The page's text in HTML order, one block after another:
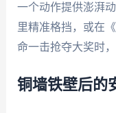
一个动作提供澎湃
里精准格挡，或在
命一击抢夺大奖时
铜墙铁壁后的